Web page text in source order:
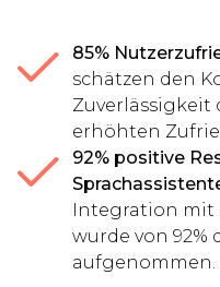
85%
schätzen den
Zuverlässigkeit
erhöhten
92% positive
Integration mit
wurde von 92%
aufgenommen.